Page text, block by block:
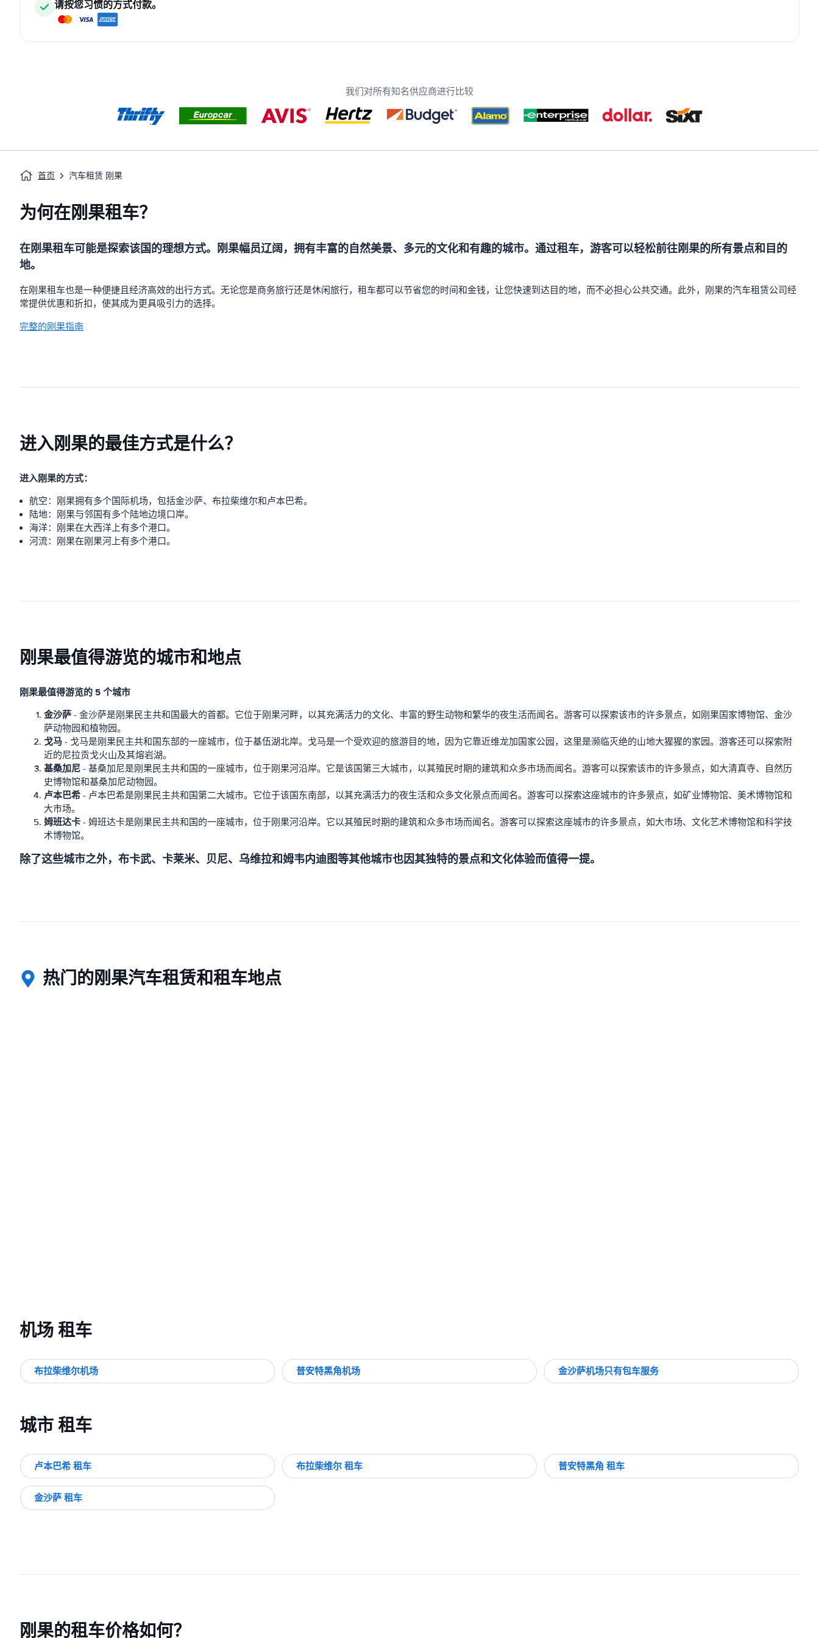
请按您习惯的方式付款。
我们对所有知名供应商进行比较
首页 汽车租赁 刚果
为何在刚果租车？
在刚果租车可能是探索该国的理想方式。刚果幅员辽阔，拥有丰富的自然美景、多元的文化和有趣的城市。通过租车，游客可以轻松前往刚果的所有景点和目的
地。
在刚果租车也是一种便捷且经济高效的出行方式。无论您是商务旅行还是休闲旅行，租车都可以节省您的时间和金钱，让您快速到达目的地，而不必担心公共交通。此外，刚果的汽车租赁公司经
常提供优惠和折扣，使其成为更具吸引力的选择。
完整的刚果指南
进入刚果的最佳方式是什么？
进入刚果的方式：
航空：刚果拥有多个国际机场，包括金沙萨、布拉柴维尔和卢本巴希。
陆地：刚果与邻国有多个陆地边境口岸。
海洋：刚果在大西洋上有多个港口。
河流：刚果在刚果河上有多个港口。
刚果最值得游览的城市和地点
刚果最值得游览的 5 个城市
金沙萨 - 金沙萨是刚果民主共和国最大的首都。它位于刚果河畔，以其充满活力的文化、丰富的野生动物和繁华的夜生活而闻名。游客可以探索该市的许多景点，如刚果国家博物馆、金沙
萨动物园和植物园。
戈马 - 戈马是刚果民主共和国东部的一座城市，位于基伍湖北岸。戈马是一个受欢迎的旅游目的地，因为它靠近维龙加国家公园，这里是濒临灭绝的山地大猩猩的家园。游客还可以探索附
近的尼拉贡戈火山及其熔岩湖。
基桑加尼 - 基桑加尼是刚果民主共和国的一座城市，位于刚果河沿岸。它是该国第三大城市，以其殖民时期的建筑和众多市场而闻名。游客可以探索该市的许多景点，如大清真寺、自然历
史博物馆和基桑加尼动物园。
卢本巴希 - 卢本巴希是刚果民主共和国第二大城市。它位于该国东南部，以其充满活力的夜生活和众多文化景点而闻名。游客可以探索这座城市的许多景点，如矿业博物馆、美术博物馆和
大市场。
姆班达卡 - 姆班达卡是刚果民主共和国的一座城市，位于刚果河沿岸。它以其殖民时期的建筑和众多市场而闻名。游客可以探索这座城市的许多景点，如大市场、文化艺术博物馆和科学技
术博物馆。
除了这些城市之外，布卡武、卡莱米、贝尼、乌维拉和姆韦内迪图等其他城市也因其独特的景点和文化体验而值得一提。
热门的刚果汽车租赁和租车地点
机场 租车
布拉柴维尔机场 普安特黑角机场 金沙萨机场只有包车服务
城市 租车
卢本巴希 租车 布拉柴维尔 租车 普安特黑角 租车
金沙萨 租车
刚果的租车价格如何？